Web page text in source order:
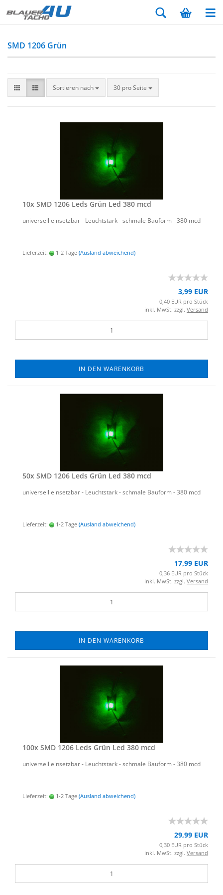
SMD 1206 Grün
Sortieren nach 30 pro Seite
10x SMD 1206 Leds Grün Led 380 mcd
uni­ver­sell ein­setz­bar - Leucht­stark - schma­le Bau­form - 380 mcd
Lieferzeit: 1-2 Tage (Ausland abweichend)
3,99 EUR
0,40 EUR pro Stück
inkl. MwSt. zzgl. Versand
IN DEN WARENKORB
50x SMD 1206 Leds Grün Led 380 mcd
uni­ver­sell ein­setz­bar - Leucht­stark - schma­le Bau­form - 380 mcd
Lieferzeit: 1-2 Tage (Ausland abweichend)
17,99 EUR
0,36 EUR pro Stück
inkl. MwSt. zzgl. Versand
IN DEN WARENKORB
100x SMD 1206 Leds Grün Led 380 mcd
uni­ver­sell ein­setz­bar - Leucht­stark - schma­le Bau­form - 380 mcd
Lieferzeit: 1-2 Tage (Ausland abweichend)
29,99 EUR
0,30 EUR pro Stück
inkl. MwSt. zzgl. Versand